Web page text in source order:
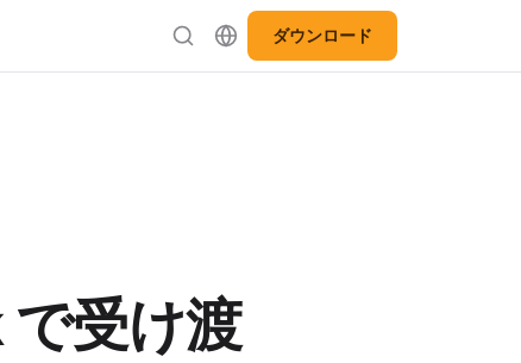
ダウンロード
受け渡